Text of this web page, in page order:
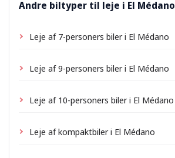
Andre biltyper til leje i El Médano
Leje af 7-personers biler i El Médano
Leje af 9-personers biler i El Médano
Leje af 10-personers biler i El Médano
Leje af kompaktbiler i El Médano